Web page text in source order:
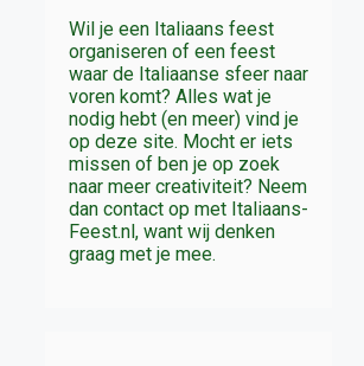
Wil je een Italiaans feest
organiseren of een feest
waar de Italiaanse sfeer naar
voren komt? Alles wat je
nodig hebt (en meer) vind je
op deze site. Mocht er iets
missen of ben je op zoek
naar meer creativiteit? Neem
dan contact op met Italiaans-
Feest.nl, want wij denken
graag met je mee.